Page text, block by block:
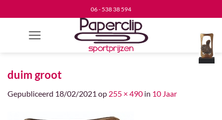
naar
06 - 538 38 594
duim groot
Gepubliceerd 18/02/2021 op 255 × 490 in 10 Jaar